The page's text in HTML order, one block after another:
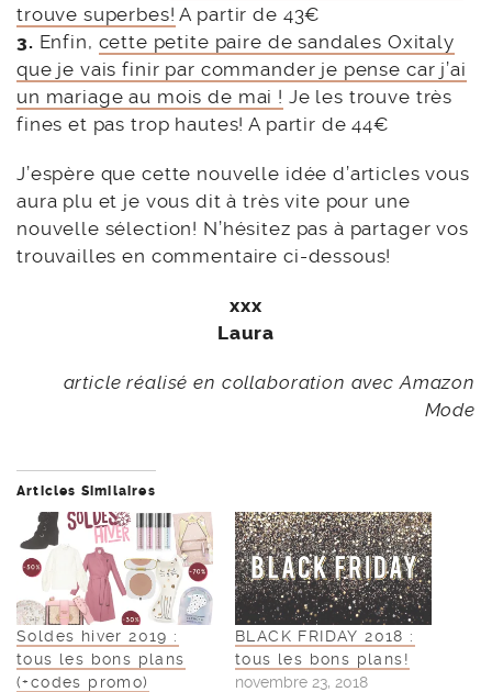
trouve superbes! A partir de 43€
3. Enfin, cette petite paire de sandales Oxitaly
que je vais finir par commander je pense car j’ai
un mariage au mois de mai ! Je les trouve très
fines et pas trop hautes! A partir de 44€
J’espère que cette nouvelle idée d’articles vous
aura plu et je vous dit à très vite pour une
nouvelle sélection! N’hésitez pas à partager vos
trouvailles en commentaire ci-dessous!
xxx
Laura
article réalisé en collaboration avec Amazon
Mode
Articles Similaires
Soldes hiver 2019 :
tous les bons plans
(+codes promo)
BLACK FRIDAY 2018 :
tous les bons plans!
novembre 23, 2018